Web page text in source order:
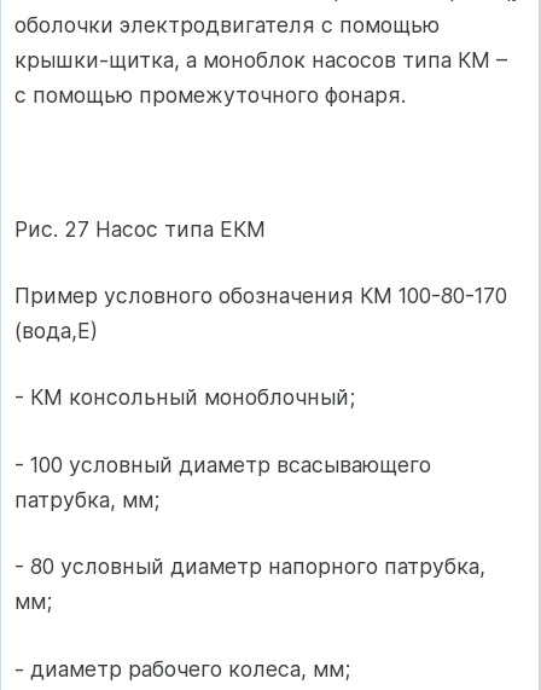
оболочки электродвигателя с помощью
крышки-щитка, а моноблок насосов типа КМ –
с помощью промежуточного фонаря.
Рис. 27 Насос типа ЕКМ
Пример условного обозначения КМ 100-80-170
(вода,Е)
- КМ консольный моноблочный;
- 100 условный диаметр всасывающего
патрубка, мм;
- 80 условный диаметр напорного патрубка,
мм;
- диаметр рабочего колеса, мм;